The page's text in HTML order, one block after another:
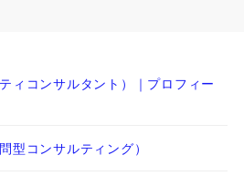
ィコンサルタント）｜プロフィー
型コンサルティング）